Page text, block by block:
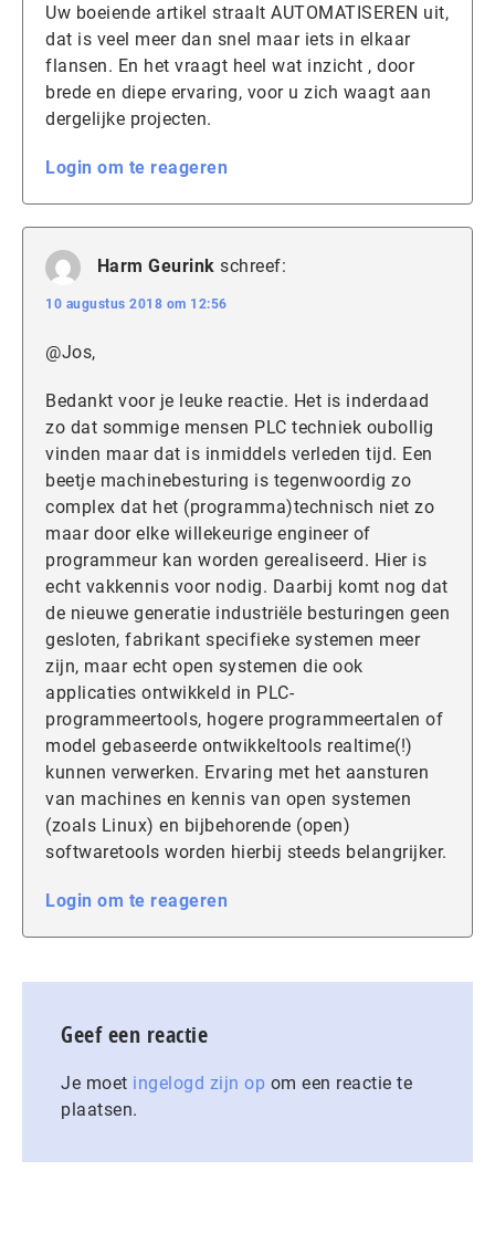
Uw boeiende artikel straalt AUTOMATISEREN uit,
dat is veel meer dan snel maar iets in elkaar
flansen. En het vraagt heel wat inzicht , door
brede en diepe ervaring, voor u zich waagt aan
dergelijke projecten.
Login om te reageren
Harm Geurink schreef:
10 augustus 2018 om 12:56
@Jos,
Bedankt voor je leuke reactie. Het is inderdaad
zo dat sommige mensen PLC techniek oubollig
vinden maar dat is inmiddels verleden tijd. Een
beetje machinebesturing is tegenwoordig zo
complex dat het (programma)technisch niet zo
maar door elke willekeurige engineer of
programmeur kan worden gerealiseerd. Hier is
echt vakkennis voor nodig. Daarbij komt nog dat
de nieuwe generatie industriële besturingen geen
gesloten, fabrikant specifieke systemen meer
zijn, maar echt open systemen die ook
applicaties ontwikkeld in PLC-
programmeertools, hogere programmeertalen of
model gebaseerde ontwikkeltools realtime(!)
kunnen verwerken. Ervaring met het aansturen
van machines en kennis van open systemen
(zoals Linux) en bijbehorende (open)
softwaretools worden hierbij steeds belangrijker.
Login om te reageren
Geef een reactie
Je moet ingelogd zijn op om een reactie te
plaatsen.